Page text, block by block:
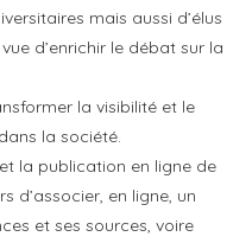
mais aussi d’élus
d’enrichir le débat sur la
la visibilité et le
la société.
la publication en ligne de
d’associer, en ligne, un
et ses sources, voire